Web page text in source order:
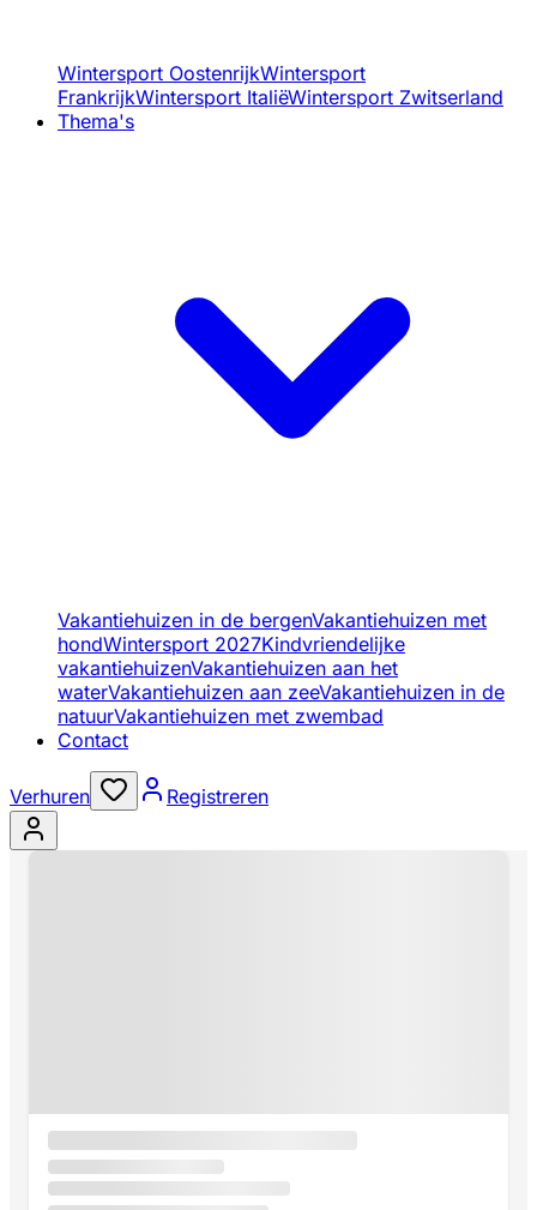
Wintersport OostenrijkWintersport
FrankrijkWintersport ItaliëWintersport Zwitserland
Thema's
Vakantiehuizen in de bergenVakantiehuizen met
hondWintersport 2027Kindvriendelijke
vakantiehuizenVakantiehuizen aan het
waterVakantiehuizen aan zeeVakantiehuizen in de
natuurVakantiehuizen met zwembad
Contact
Verhuren Registreren